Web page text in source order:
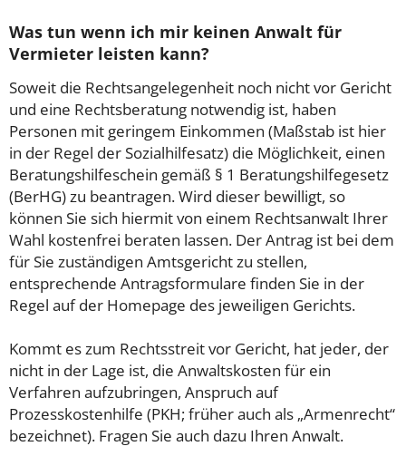
Was tun wenn ich mir keinen Anwalt für
Vermieter leisten kann?
Soweit die Rechtsangelegenheit noch nicht vor Gericht
und eine Rechtsberatung notwendig ist, haben
Personen mit geringem Einkommen (Maßstab ist hier
in der Regel der Sozialhilfesatz) die Möglichkeit, einen
Beratungshilfeschein gemäß § 1 Beratungshilfegesetz
(BerHG) zu beantragen. Wird dieser bewilligt, so
können Sie sich hiermit von einem Rechtsanwalt Ihrer
Wahl kostenfrei beraten lassen. Der Antrag ist bei dem
für Sie zuständigen Amtsgericht zu stellen,
entsprechende Antragsformulare finden Sie in der
Regel auf der Homepage des jeweiligen Gerichts.
Kommt es zum Rechtsstreit vor Gericht, hat jeder, der
nicht in der Lage ist, die Anwaltskosten für ein
Verfahren aufzubringen, Anspruch auf
Prozesskostenhilfe (PKH; früher auch als „Armenrecht“
bezeichnet). Fragen Sie auch dazu Ihren Anwalt.